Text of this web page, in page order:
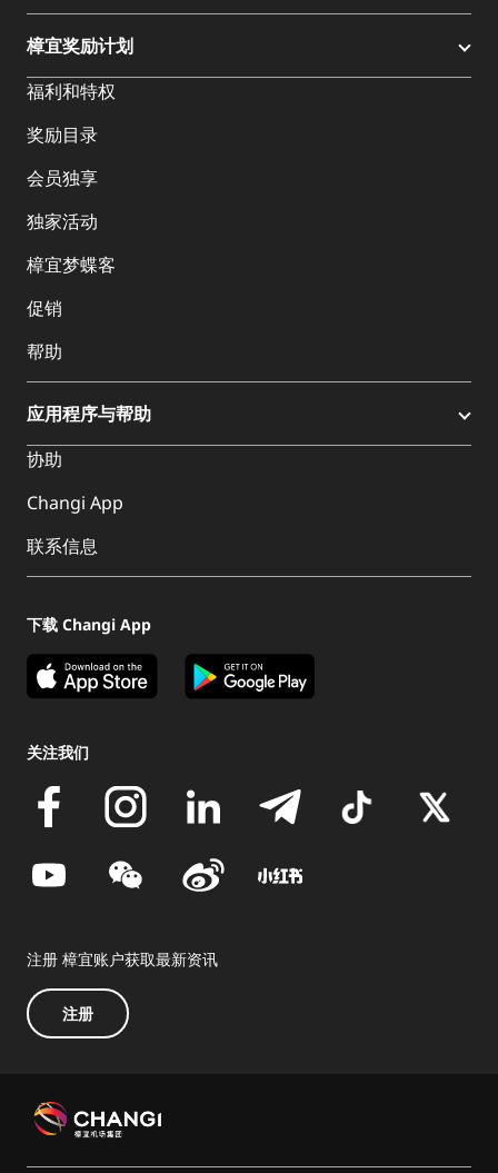
樟宜奖励计划
福利和特权
奖励目录
会员独享
独家活动
樟宜梦蝶客
促销
帮助
应用程序与帮助
协助
Changi App
联系信息
下载 Changi App
关注我们
注册 樟宜账户获取最新资讯
注册